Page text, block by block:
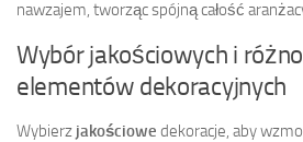
nawzajem, tworząc spójną całość
Wybór jakościowych i
elementów dekoracyjnych
Wybierz jakościowe dekoracje, aby